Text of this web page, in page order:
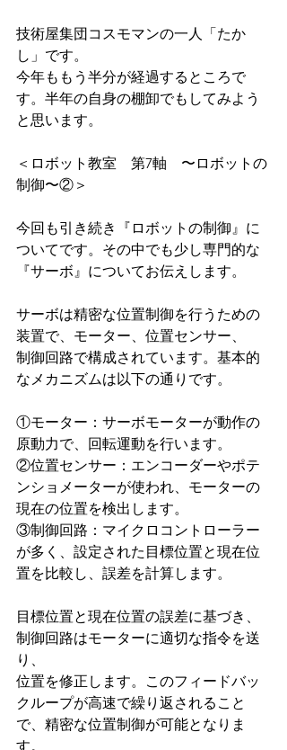
技術屋集団コスモマンの一人「たか
し」です。
今年ももう半分が経過するところで
す。半年の自身の棚卸でもしてみよう
と思います。
＜ロボット教室　第7軸　〜ロボットの
制御〜②＞
今回も引き続き『ロボットの制御』に
ついてです。その中でも少し専門的な
『サーボ』についてお伝えします。
サーボは精密な位置制御を行うための
装置で、モーター、位置センサー、
制御回路で構成されています。基本的
なメカニズムは以下の通りです。
①モーター：サーボモーターが動作の
原動力で、回転運動を行います。
②位置センサー：エンコーダーやポテ
ンショメーターが使われ、モーターの
現在の位置を検出します。
③制御回路：マイクロコントローラー
が多く、設定された目標位置と現在位
置を比較し、誤差を計算します。
目標位置と現在位置の誤差に基づき、
制御回路はモーターに適切な指令を送
り、
位置を修正します。このフィードバッ
クループが高速で繰り返されること
で、精密な位置制御が可能となりま
す。